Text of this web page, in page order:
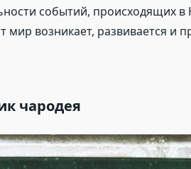
событий, происходящих
мир возникает, развивается и
чародея